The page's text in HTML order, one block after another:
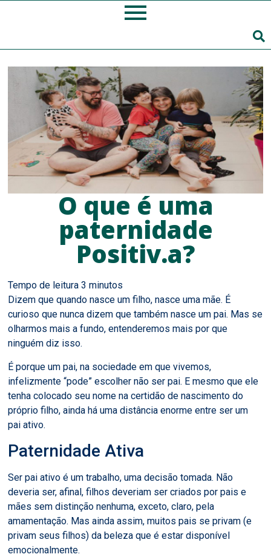
O que é uma
paternidade
Positiv.a?
Dizem que quando nasce um filho, nasce uma mãe. É
curioso que nunca dizem que também nasce um pai. Mas se
olharmos mais a fundo, entenderemos mais por que
ninguém diz isso.
É porque um pai, na sociedade em que vivemos,
infelizmente “pode” escolher não ser pai. E mesmo que ele
tenha colocado seu nome na certidão de nascimento do
próprio filho, ainda há uma distância enorme entre ser um
pai ativo.
Paternidade Ativa
Ser pai ativo é um trabalho, uma decisão tomada. Não
deveria ser, afinal, filhos deveriam ser criados por pais e
mães sem distinção nenhuma, exceto, claro, pela
amamentação. Mas ainda assim, muitos pais se privam (e
privam seus filhos) da beleza que é estar disponível
emocionalmente.